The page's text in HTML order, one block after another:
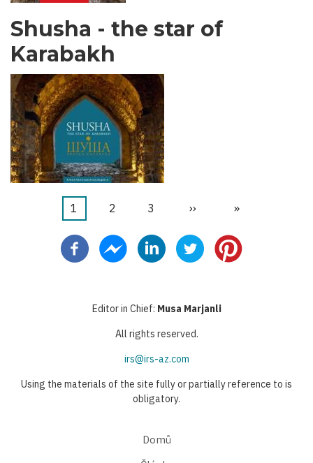
Shusha - the star of
Karabakh
Pagination
Aktuální
1 Stránka
2 Stránka
3
Následující
››
Poslední
»
Editor in Chief: Musa Marjanli
All rights reserved.
irs@irs-az.com
Using the materials of the site fully or partially reference to is
obligatory.
Domů